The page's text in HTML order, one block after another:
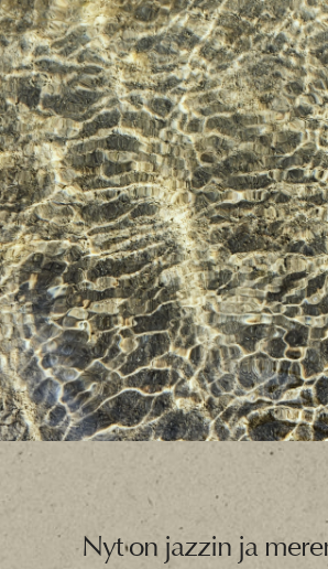
Nyt on jazzin ja